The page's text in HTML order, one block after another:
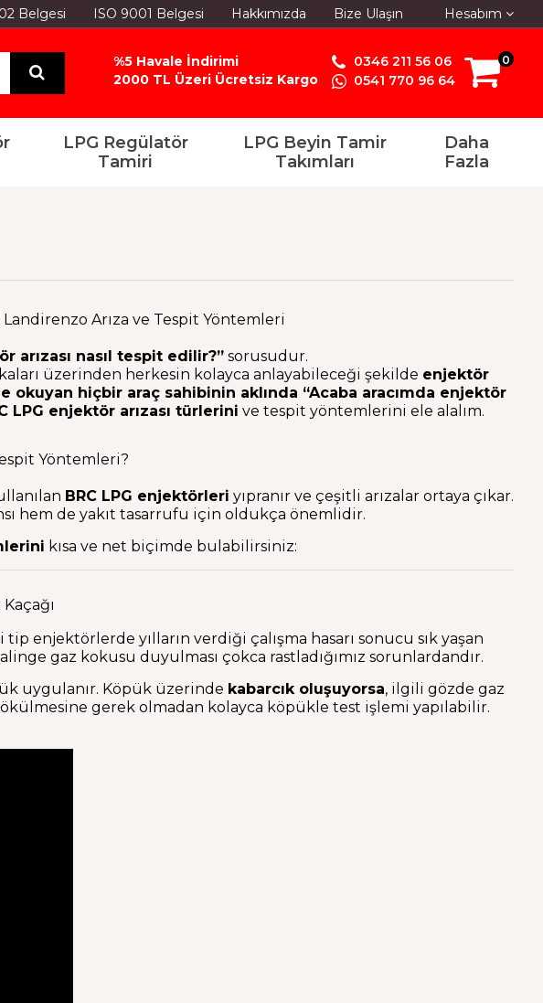
Belgesi ISO 9001 Belgesi Hakkımızda Bize Ulaşın Hesabım
%5 Havale İndirimi
2000 TL Üzeri Ücretsiz Kargo
0346 211 56 06
0541 770 96 64
0
LPG Regülatör
Tamiri
LPG Beyin Tamir
Takımları
Daha
Fazla
Landirenzo Arıza ve Tespit Yöntemleri
arızası nasıl tespit edilir?” sorusudur.
üzerinden herkesin kolayca anlayabileceği şekilde enjektör
okuyan hiçbir araç sahibinin aklında “Acaba aracımda enjektör
LPG enjektör arızası türlerini ve tespit yöntemlerini ele alalım.
Yöntemleri?
BRC LPG enjektörleri yıpranır ve çeşitli arızalar ortaya çıkar.
hem de yakıt tasarrufu için oldukça önemlidir.
kısa ve net biçimde bulabilirsiniz:
enjektörlerde yılların verdiği çalışma hasarı sonucu sık yaşan
gaz kokusu duyulması çokca rastladığımız sorunlardandır.
uygulanır. Köpük üzerinde kabarcık oluşuyorsa, ilgili gözde gaz
gerek olmadan kolayca köpükle test işlemi yapılabilir.